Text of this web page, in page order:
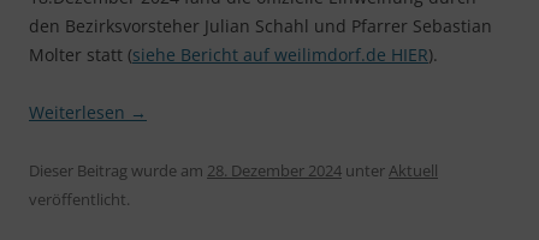
den Bezirksvorsteher Julian Schahl und Pfarrer Sebastian
Molter statt (siehe Bericht auf weilimdorf.de HIER).
Weiterlesen →
Dieser Beitrag wurde am 28. Dezember 2024 unterAktuell
veröffentlicht.